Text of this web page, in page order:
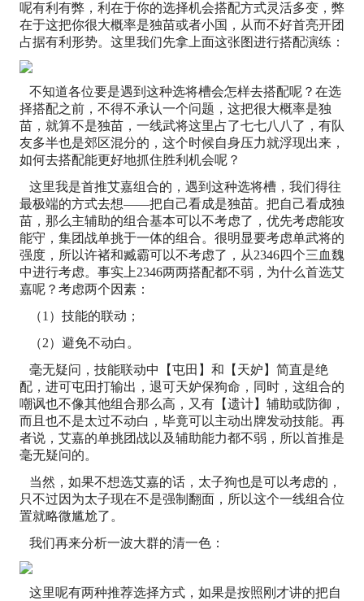
呢有利有弊，利在于你的选择机会搭配方式灵活多变，弊
在于这把你很大概率是独苗或者小国，从而不好首亮开团
占据有利形势。这里我们先拿上面这张图进行搭配演练：
不知道各位要是遇到这种选将槽会怎样去搭配呢？在选
择搭配之前，不得不承认一个问题，这把很大概率是独
苗，就算不是独苗，一线武将这里占了七七八八了，有队
友多半也是郊区混分的，这个时候自身压力就浮现出来，
如何去搭配能更好地抓住胜利机会呢？
这里我是首推艾嘉组合的，遇到这种选将槽，我们得往
最极端的方式去想——把自己看成是独苗。把自己看成独
苗，那么主辅助的组合基本可以不考虑了，优先考虑能攻
能守，集团战单挑于一体的组合。很明显要考虑单武将的
强度，所以许褚和臧霸可以不考虑了，从2346四个三血魏
中进行考虑。事实上2346两两搭配都不弱，为什么首选艾
嘉呢？考虑两个因素：
（1）技能的联动；
（2）避免不动白。
毫无疑问，技能联动中【屯田】和【天妒】简直是绝
配，进可屯田打输出，退可天妒保狗命，同时，这组合的
嘲讽也不像其他组合那么高，又有【遗计】辅助或防御，
而且也不是太过不动白，毕竟可以主动出牌发动技能。再
者说，艾嘉的单挑团战以及辅助能力都不弱，所以首推是
毫无疑问的。
当然，如果不想选艾嘉的话，太子狗也是可以考虑的，
只不过因为太子现在不是强制翻面，所以这个一线组合位
置就略微尴尬了。
我们再来分析一波大群的清一色：
这里呢有两种推荐选择方式，如果是按照刚才讲的把自